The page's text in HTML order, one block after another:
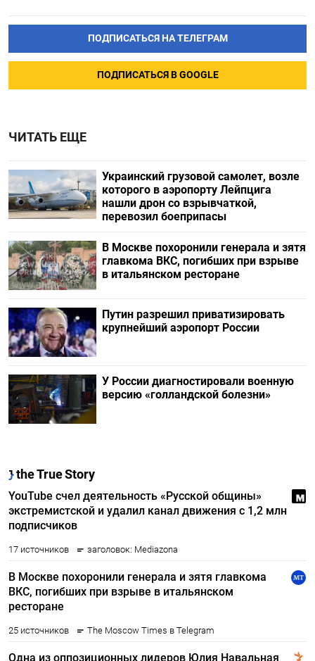
ПОДПИСАТЬСЯ НА ТЕЛЕГРАМ
ПОДПИСАТЬСЯ В GOOGLE
ЧИТАТЬ ЕЩЕ
Украинский грузовой самолет, возле
которого в аэропорту Лейпцига
нашли дрон со взрывчаткой,
перевозил боеприпасы
В Москве похоронили генерала и зятя
главкома ВКС, погибших при взрыве
в итальянском ресторане
Путин разрешил приватизировать
крупнейший аэропорт России
У России диагностировали военную
версию «голландской болезни»